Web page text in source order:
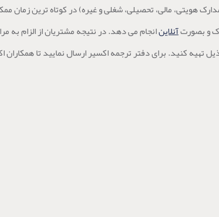
هویتی، مالی، تحصیلی، شغلی و غیره) در کوتاه ترین زمان
و بصورتآنلاینانجام می دهد. در نتیجه مشتریان از الزام
کنید. برای دفتر ترجمه اکسیر ارسال نمایید تا